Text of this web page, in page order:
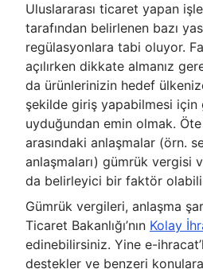
Uluslararası ticaret yapan
tarafından belirlenen bazı
regülasyonlara tabi oluyor.
açılırken dikkate almanız
da ürünlerinizin hedef
şekilde giriş yapabilmesi için
uyduğundan emin olmak.
arasındaki anlaşmalar (örn.
anlaşmaları) gümrük vergisi
da belirleyici bir faktör
Gümrük vergileri, anlaşma
Ticaret Bakanlığı’nın Kolay
edinebilirsiniz. Yine e-
destekler ve benzeri konulara